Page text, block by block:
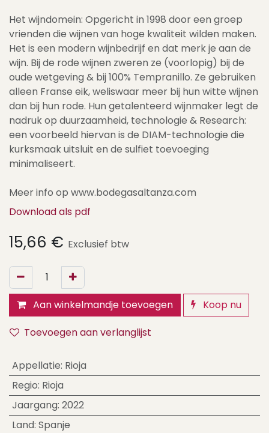
Het wijndomein: Opgericht in 1998 door een groep
vrienden die wijnen van hoge kwaliteit wilden maken.
Het is een modern wijnbedrijf en dat merk je aan de
wijn. Bij de rode wijnen zweren ze (voorlopig) bij de
oude wetgeving & bij 100% Tempranillo. Ze gebruiken
alleen Franse eik, weliswaar meer bij hun witte wijnen
dan bij hun rode. Hun getalenteerd wijnmaker legt de
nadruk op duurzaamheid, technologie & Research:
een voorbeeld hiervan is de DIAM-technologie die
kurksmaak uitsluit en de sulfiet toevoeging
minimaliseert.
Meer info op www.bodegasaltanza.com
Download als pdf
15,66 € Exclusief btw
Aan winkelmandje toevoegen
Koop nu
Toevoegen aan verlanglijst
Appellatie: Rioja
Regio: Rioja
Jaargang: 2022
Land: Spanje